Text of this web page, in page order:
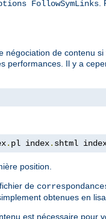
FollowSymLinks
négociation de contenu
performances. Il y a
. pl index. shtml
position.
de
obtenues en
est nécessaire pour